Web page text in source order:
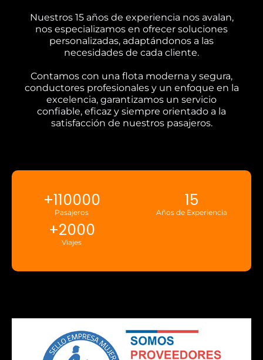
Nuestros 15 años de experiencia nos avalan,
nos especializamos en ofrecer soluciones
personalizadas, adaptándonos a las
necesidades de cada cliente.
Contamos con una flota moderna y segura,
conductores profesionales y un enfoque en la
excelencia, garantizamos un servicio
confiable, eficaz y siempre orientado a la
satisfacción de nuestros pasajeros.
Pasajeros
+110000
Años de Experiencia
15
Viajes
+2000